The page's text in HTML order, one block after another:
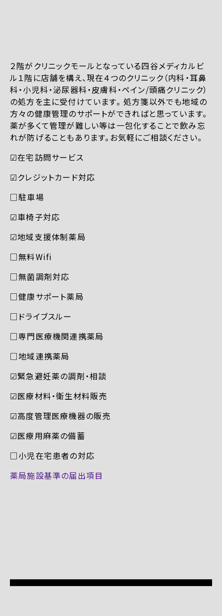
２階がクリニックモールとなっている四谷メディカルビ
ル１階に店舗を構え、現在４つのクリニック（内科・耳鼻
科・小児科・泌尿器科・皮膚科・ペイン/頭痛クリニック）
の処方を主に受付けています。 処方箋以外でも地域の
方々の健康管理のサポートができればと思っています。
薬が多くて管理が難しい等は一包化することで飲み忘
れが防げることもあります。お気軽にご相談ください。
☑︎在宅訪問サービス
☑︎クレジットカード対応
□駐車場
☑︎車椅子対応
☑︎地域支援体制薬局
□無料Wifi
□無菌調剤対応
□健康サポート薬局
□ドライブスルー
□専門医療機関連携薬局
□地域連携薬局
☑︎緊急避妊薬の調剤・相談
☑︎医療材料・衛生材料販売
☑︎高度管理医療機器の販売
☑︎医療用麻薬の備蓄
□小児在宅患者の対応
薬局施設基準の届出項目